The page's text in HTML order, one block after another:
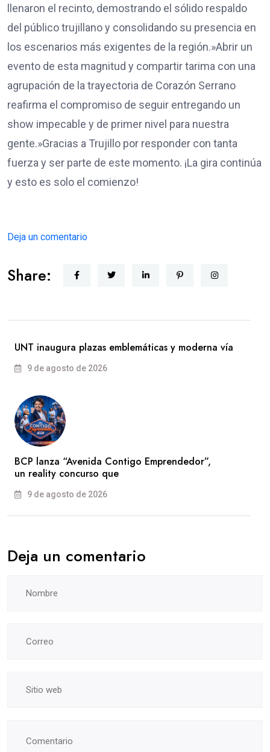
llenaron el recinto, demostrando el sólido respaldo
del público trujillano y consolidando su presencia en
los escenarios más exigentes de la región.​»Abrir un
evento de esta magnitud y compartir tarima con una
agrupación de la trayectoria de Corazón Serrano
reafirma el compromiso de seguir entregando un
show impecable y de primer nivel para nuestra
gente.»​Gracias a Trujillo por responder con tanta
fuerza y ser parte de este momento. ¡La gira continúa
y esto es solo el comienzo!
Deja un comentario
Share:
UNT inaugura plazas emblemáticas y moderna vía
9 de agosto de 2026
BCP lanza “Avenida Contigo Emprendedor”,
un reality concurso que
9 de agosto de 2026
Deja un comentario